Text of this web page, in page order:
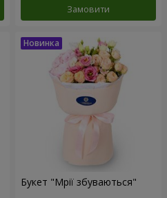
Замовити
Букет "Мрії збуваються"